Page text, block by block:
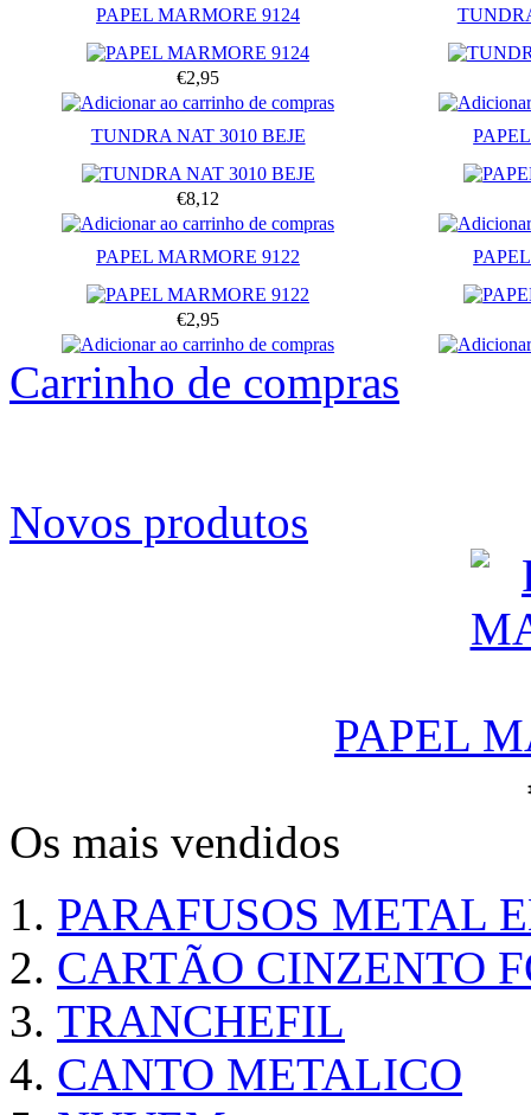
PAPEL MARMORE 9124
€2,95
TUNDRA NAT 3010 BEJE
€8,12
PAPEL MARMORE 9122
€2,95
Carrinho de compras
Novos produtos
PAPEL
Os mais vendidos
PARAFUSOS METAL
CARTÃO CINZENTO
TRANCHEFIL
CANTO METALICO